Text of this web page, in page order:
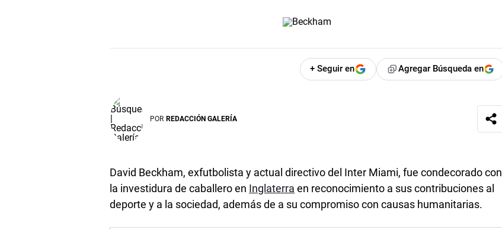
+ Seguir en Agregar Búsqueda en
POR REDACCIÓN GALERÍA
David Beckham, exfutbolista y actual directivo del Inter Miami, fue condecorado con
la investidura de caballero en Inglaterra en reconocimiento a sus contribuciones al
deporte y a la sociedad, además de a su compromiso con causas humanitarias.